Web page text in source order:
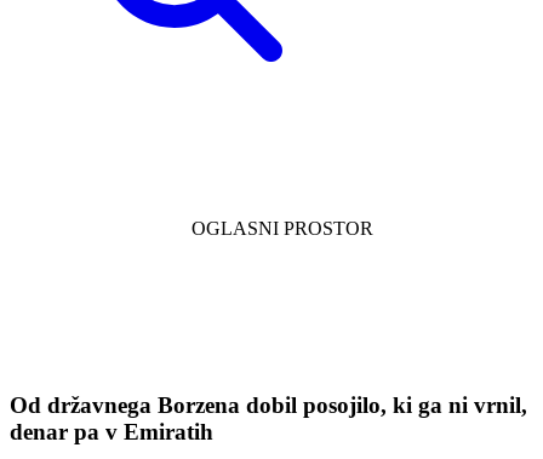
Od državnega Borzena dobil posojilo, ki ga ni vrnil,
denar pa v Emiratih